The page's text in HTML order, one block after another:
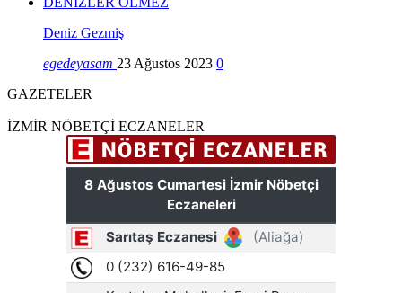
Deniz Gezmiş
egedeyasam 23 Ağustos 2023 0
GAZETELER
İZMİR NÖBETÇİ ECZANELER